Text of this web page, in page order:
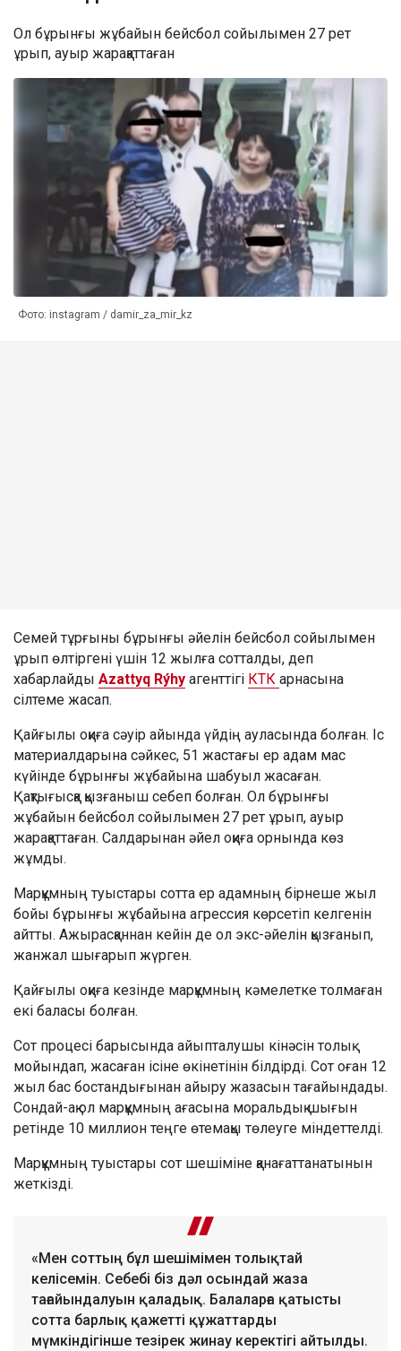
Ол бұрынғы жұбайын бейсбол сойылымен 27 рет
ұрып, ауыр жарақаттаған
Фото: instagram / damir_za_mir_kz
Семей тұрғыны бұрынғы әйелін бейсбол сойылымен
ұрып өлтіргені үшін 12 жылға сотталды, деп
хабарлайды Azattyq Rýhy агенттігі КТК арнасына
сілтеме жасап.
Қайғылы оқиға сәуір айында үйдің ауласында болған. Іс
материалдарына сәйкес, 51 жастағы ер адам мас
күйінде бұрынғы жұбайына шабуыл жасаған.
Қақтығысқа қызғаныш себеп болған. Ол бұрынғы
жұбайын бейсбол сойылымен 27 рет ұрып, ауыр
жарақаттаған. Салдарынан әйел оқиға орнында көз
жұмды.
Марқұмның туыстары сотта ер адамның бірнеше жыл
бойы бұрынғы жұбайына агрессия көрсетіп келгенін
айтты. Ажырасқаннан кейін де ол экс-әйелін қызғанып,
жанжал шығарып жүрген.
Қайғылы оқиға кезінде марқұмның кәмелетке толмаған
екі баласы болған.
Сот процесі барысында айыпталушы кінәсін толық
мойындап, жасаған ісіне өкінетінін білдірді. Сот оған 12
жыл бас бостандығынан айыру жазасын тағайындады.
Сондай-ақ ол марқұмның ағасына моральдық шығын
ретінде 10 миллион теңге өтемақы төлеуге міндеттелді.
Марқұмның туыстары сот шешіміне қанағаттанатынын
жеткізді.
«Мен соттың бұл шешімімен толықтай
келісемін. Себебі біз дәл осындай жаза
тағайындалуын қаладық. Балаларға қатысты
сотта барлық қажетті құжаттарды
мүмкіндігінше тезірек жинау керектігі айтылды.